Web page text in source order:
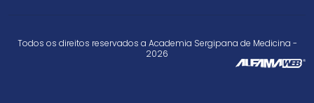
Todos os direitos reservados a Academia Sergipana de Medicina -
2026